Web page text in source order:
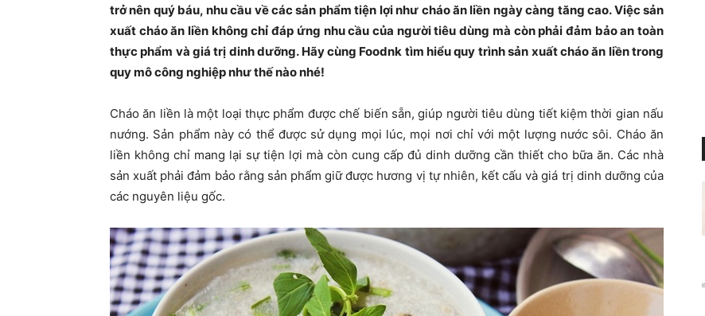
trở nên quý báu, nhu cầu về các sản phẩm tiện lợi như cháo ăn liền ngày càng tăng cao. Việc sản
xuất cháo ăn liền không chỉ đáp ứng nhu cầu của người tiêu dùng mà còn phải đảm bảo an toàn
thực phẩm và giá trị dinh dưỡng. Hãy cùng Foodnk tìm hiểu quy trình sản xuất cháo ăn liền trong
quy mô công nghiệp như thế nào nhé!
Cháo ăn liền là một loại thực phẩm được chế biến sẵn, giúp người tiêu dùng tiết kiệm thời gian nấu
nướng. Sản phẩm này có thể được sử dụng mọi lúc, mọi nơi chỉ với một lượng nước sôi. Cháo ăn
liền không chỉ mang lại sự tiện lợi mà còn cung cấp đủ dinh dưỡng cần thiết cho bữa ăn. Các nhà
sản xuất phải đảm bảo rằng sản phẩm giữ được hương vị tự nhiên, kết cấu và giá trị dinh dưỡng của
các nguyên liệu gốc.